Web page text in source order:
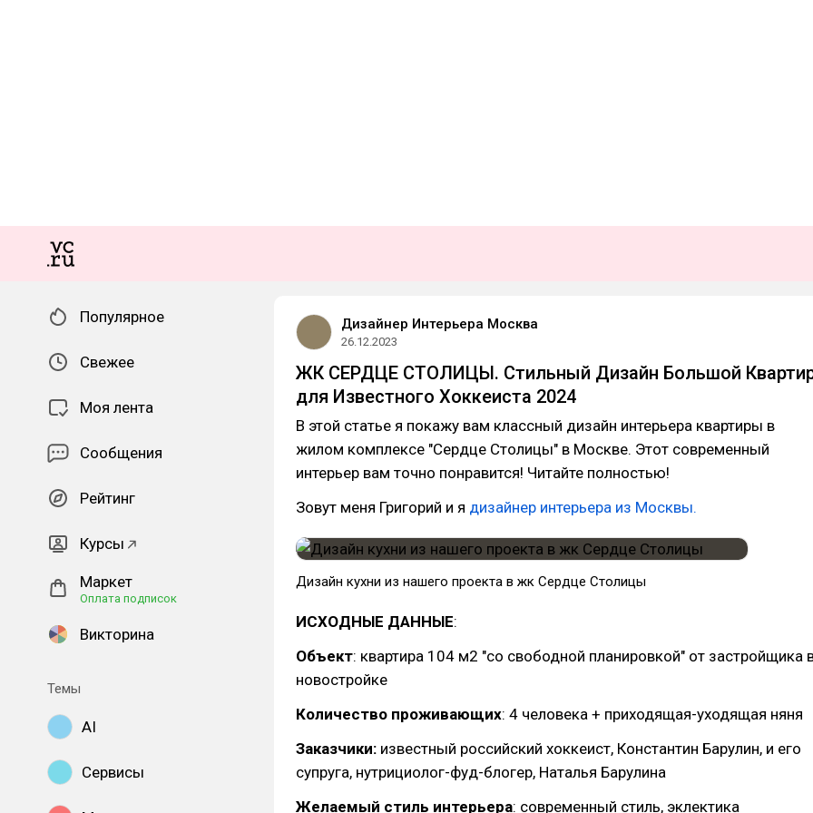
Популярное
Свежее
Моя лента
Сообщения
Рейтинг
Курсы
Маркет
Оплата подписок
Викторина
Темы
AI
Сервисы
Дизайнер Интерьера Москва
26.12.2023
ЖК СЕРДЦЕ СТОЛИЦЫ. Стильный Дизайн Большой
для Известного Хоккеиста 2024
В этой статье я покажу вам классный дизайн интерьера квартиры в
жилом комплексе "Сердце Столицы" в Москве. Этот современный
интерьер вам точно понравится! Читайте полностью!
Зовут меня Григорий и я дизайнер интерьера из Москвы.
Дизайн кухни из нашего проекта в жк Сердце Столицы
ИСХОДНЫЕ ДАННЫЕ:
Объект: квартира 104 м2 "со свободной планировкой" от застройщика
новостройке
Количество проживающих: 4 человека + приходящая-уходящая няня
Заказчики: известный российский хоккеист, Константин Барулин, и его
супруга, нутрициолог-фуд-блогер, Наталья Барулина
Желаемый стиль интерьера: современный стиль, эклектика